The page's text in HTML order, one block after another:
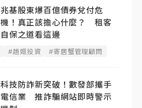
兆基股東爆百億債券兌付危
機！真正該擔心什麼？ 租客
自保之道看這邊
#趙姬投資 #寄居蟹管理顧問
科技防詐新突破！數發部攜手
電信業 推詐騙網站即時警示